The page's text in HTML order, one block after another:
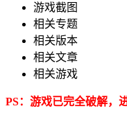
游戏截图
相关专题
相关版本
相关文章
相关游戏
PS：游戏已完全破解，